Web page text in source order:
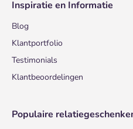
Inspiratie en Informatie
Blog
Klantportfolio
Testimonials
Klantbeoordelingen
Populaire